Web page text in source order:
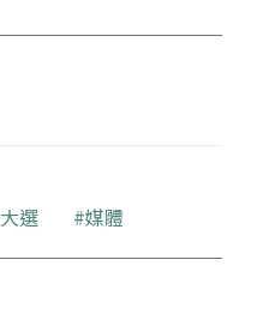
選 媒體